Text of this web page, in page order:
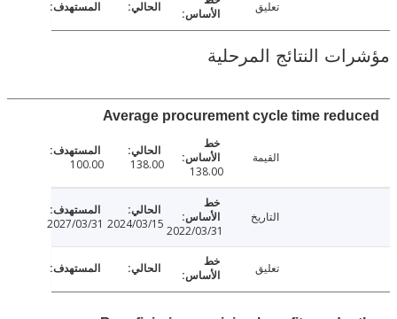
النتائج المرحلية
Average procurement cycle time
138.00
100.00
2022/03/31
2024/03/15
2027/03/31